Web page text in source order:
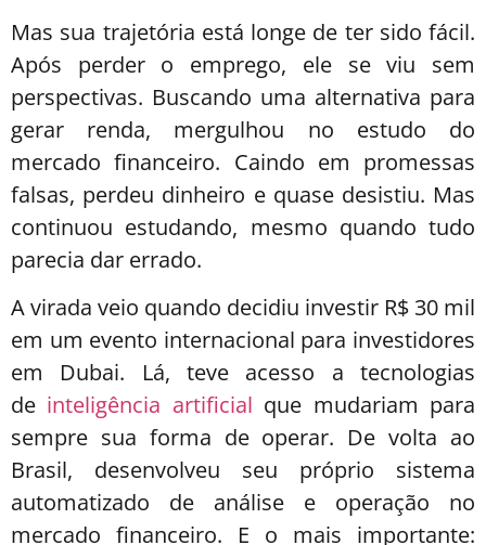
Mas sua trajetória está longe de ter sido fácil.
Após perder o emprego, ele se viu sem
perspectivas. Buscando uma alternativa para
gerar renda, mergulhou no estudo do
mercado financeiro. Caindo em promessas
falsas, perdeu dinheiro e quase desistiu. Mas
continuou estudando, mesmo quando tudo
parecia dar errado.
A virada veio quando decidiu investir R$ 30 mil
em um evento internacional para investidores
em Dubai. Lá, teve acesso a tecnologias
de inteligência artificial que mudariam para
sempre sua forma de operar. De volta ao
Brasil, desenvolveu seu próprio sistema
automatizado de análise e operação no
mercado financeiro. E o mais importante: